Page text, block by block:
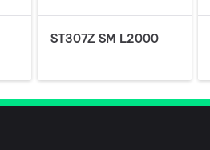
ST307Z SM L2000